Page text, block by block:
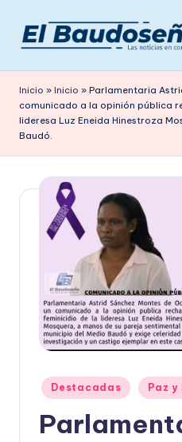
Saltar
contenido
e
ri
ó
i
en
contexto
Inicio » Inicio » Parlamentaria
comunicado a la opinión pública
lideresa Luz Eneida Hinestroza
Baudó.
Publicado
en
Destacadas Paz y